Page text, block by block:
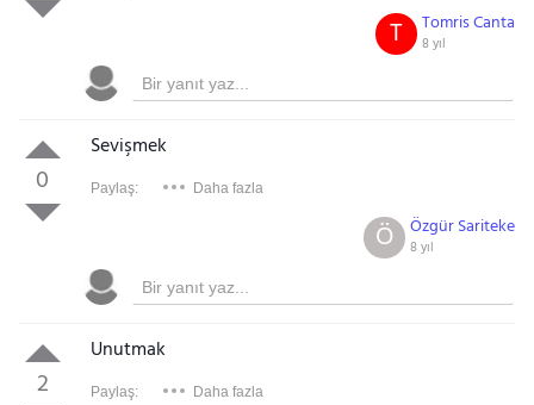
Tomris Canta
8 yıl
T
0
Sevişmek
Paylaş: Daha fazla
Özgür Sariteke
8 yıl
Ö
2
Unutmak
Paylaş: Daha fazla